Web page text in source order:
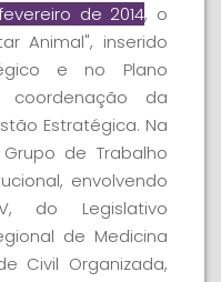
de 2014, o
Animal", inserido
e no Plano
coordenação da
Estratégica. Na
de Trabalho
envolvendo
do Legislativo
de Medicina
Civil Organizada,